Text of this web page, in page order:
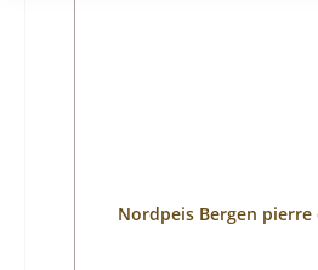
Nordpeis Bergen pierre